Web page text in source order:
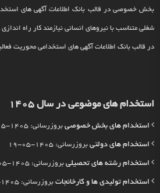
بخش خصوصی در قالب بانک اطلاعات آگهی های
شغلی متناسب با نیروهای انسانی نیازمند کار راه
در قالب بانک اطلاعات آگهی های استخدامی محوریت
استخدام های موضوعی در سال 1405
استخدام های بخش خصوصی بروزرسانی: 1405-05-19
استخدام های دولتی بروزرسانی: 1405-05-19
استخدام رشته های تحصیلی بروزرسانی: 1405-05-19
استخدام تولیدی ها و کارخانجات بروزرسانی: 1405-05-19